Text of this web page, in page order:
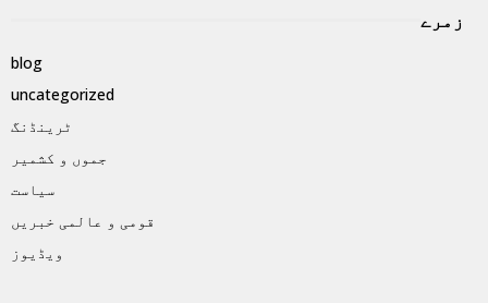
زمرے
blog
uncategorized
ٹرینڈنگ
جموں و کشمیر
سیاست
قومی و عالمی خبریں
ویڈیوز